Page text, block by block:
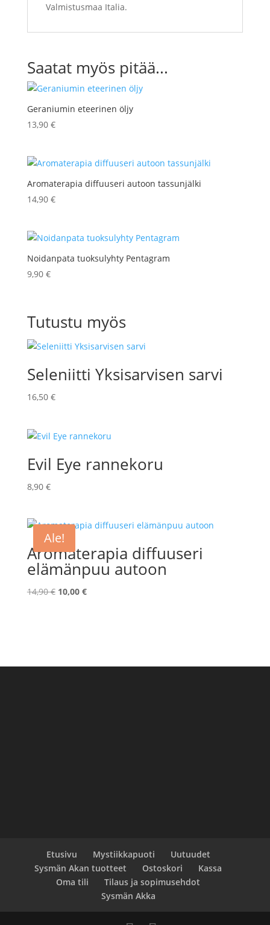
Valmistusmaa Italia.
Saatat myös pitää...
Geraniumin eteerinen öljy
13,90 €
Aromaterapia diffuuseri autoon tassunjälki
14,90 €
Noidanpata tuoksulyhty Pentagram
9,90 €
Tutustu myös
Seleniitti Yksisarvisen sarvi
16,50 €
Evil Eye rannekoru
8,90 €
Ale!
Aromaterapia diffuuseri
elämänpuu autoon
14,90€ Alkuperäinen
10,00 €Nykyinen
Etusivu Mystiikkapuoti
Uutuudet
Sysmän Akan tuotteet
Ostoskori
Kassa
Oma tili
Tilaus ja sopimusehdot
Sysmän Akka